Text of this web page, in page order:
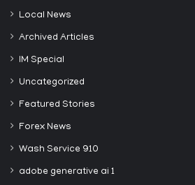
Local News
Archived Articles
IM Special
Uncategorized
Featured Stories
Forex News
Wash Service 910
adobe generative ai 1